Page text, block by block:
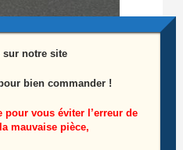
sur notre site
bien commander !
pour vous éviter l’erreur de
mauvaise pièce,